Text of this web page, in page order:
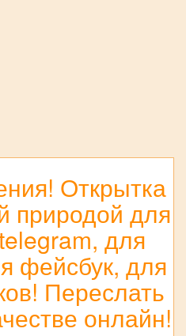
Открытка
природой для
для
фейсбук, для
Переслать
онлайн!